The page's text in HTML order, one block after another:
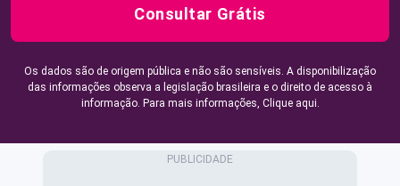
Consultar Grátis
Os dados são de origem pública e não são sensíveis. A disponibilização
das informações observa a legislação brasileira e o direito de acesso à
informação. Para mais informações, Clique aqui.